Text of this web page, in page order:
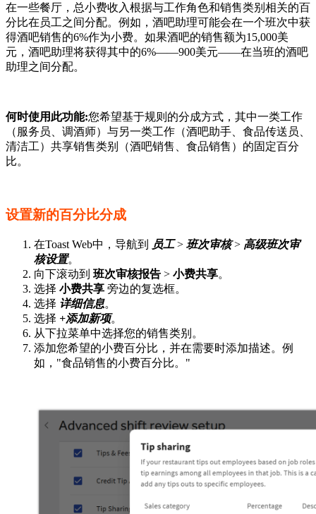
在一些餐厅，总小费收入根据与工作角色和销售类别相关的百
分比在员工之间分配。例如，酒吧助理可能会在一个班次中获
得酒吧销售的6%作为小费。如果酒吧的销售额为15,000美
元，酒吧助理将获得其中的6%——900美元——在当班的酒吧
助理之间分配。
何时使用此功能:您希望基于规则的分成方式，其中一类工作
（服务员、调酒师）与另一类工作（酒吧助手、食品传送员、
清洁工）共享销售类别（酒吧销售、食品销售）的固定百分
比。
设置新的百分比分成
在Toast Web中，导航到 员工> 班次审核> 高级班次审
核设置。
向下滚动到 班次审核报告 > 小费共享。
选择 小费共享 旁边的复选框。
选择 详细信息。
选择 +添加新项。
从下拉菜单中选择您的销售类别。
添加您希望的小费百分比，并在需要时添加描述。例
如，"食品销售的小费百分比。"